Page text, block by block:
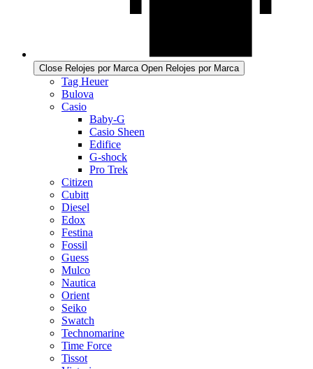
Close Relojes por Marca Open Relojes por Marca
Tag Heuer
Bulova
Casio
Baby-G
Casio Sheen
Edifice
G-shock
Pro Trek
Citizen
Cubitt
Diesel
Edox
Festina
Fossil
Guess
Mulco
Nautica
Orient
Seiko
Swatch
Technomarine
Time Force
Tissot